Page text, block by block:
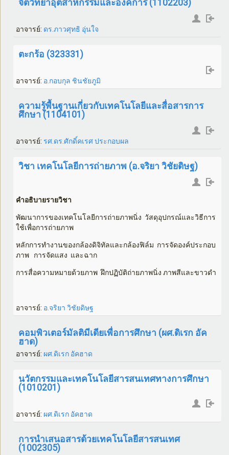
จิตวิทยาอุตสาหกรรมและองค์การ (1102203)
อาจารย์: ดร.ภาวศุทธิ อุ่นใจ
ตะกร้อ (323331)
อาจารย์: อ.กอบกุล ชินชัยภูมิ
ความรู้พื้นฐานเกี่ยวกับเทคโนโลยีและสื่อสารการ
ศึกษา (1104101)
อาจารย์: รศ.ดร.ศักดิ์คเรศ ประกอบผล
วิชา เทคโนโลยีการถ่ายภาพ (อ.จริยา วิชัยดิษฐ)
คำอธิบายรายวิชา
พัฒนาการของเทคโนโลยีการถ่ายภาพนิ่ง วัสดุอุปกรณ์และวิธีการ
ใช้เพื่อการถ่ายภาพ
หลักการทำงานของกล้องดิจิทัลและกล้องฟิล์ม การจัดองค์ประกอบ
ภาพ การจัดแสง และฉาก
การสื่อความหมายด้วยภาพ ฝึกปฏิบัติถ่ายภาพนิ่ง ภาพสีและขาวดำ
อาจารย์: อ.จริยา วิชัยดิษฐ
คอมพิวเตอร์มัลติมีเดียเพื่อการศึกษา (ผศ.ดิเรก อัค
ฮาด)
อาจารย์: ผศ.ดิเรก อัคฮาด
นวัตกรรมและเทคโนโลยีสารสนเทศทางการศึกษา
(1010201)
อาจารย์: ผศ.ดิเรก อัคฮาด
การนำเสนอสารด้วยเทคโนโลยีสารสนเทศ
(1002305)